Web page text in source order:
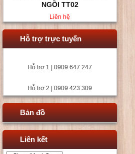
NGỒI TT02
Liên hệ
Hỗ trợ trực tuyến
Hỗ trợ 1 | 0909 647 247
Hỗ trợ 2 | 0909 423 309
Bản đồ
Liên kết